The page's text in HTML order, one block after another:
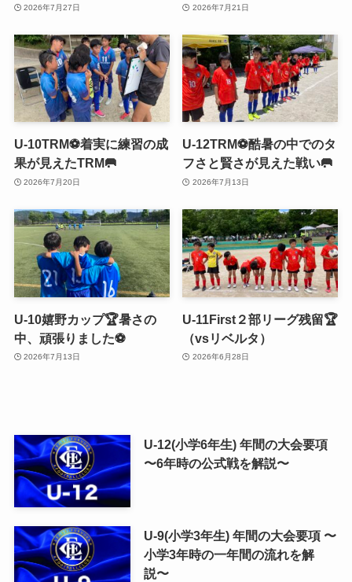
2026年7月27日 2026年7月21日
U-10TRM⚽️着実に練習の成
果が見えたTRM🥅
2026年7月20日
U-12TRM⚽️酷暑の中でのタ
フさと賢さが見えた戦い🥅
2026年7月13日
U-10嬉野カップ🏆暑さの
中、頑張りました⚽️
2026年7月13日
U-11First２部リーグ残留🏆
（vsリベルタ）
2026年6月28日
U-12(小学6年生) 年間の大会要項
〜6年時の公式戦を解説〜
U-9(小学3年生) 年間の大会要項 〜
小学3年時の一年間の流れを解
説〜